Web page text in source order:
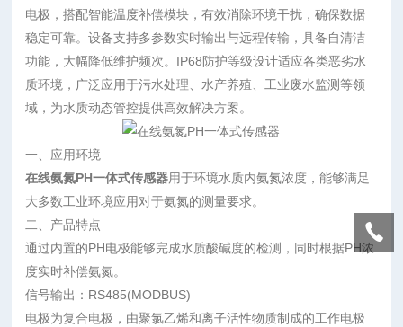
电极，搭配智能温度补偿模块，有效消除环境干扰，确保数据
稳定可靠。设备支持多参数实时输出与远程传输，具备自清洁
功能，大幅降低维护频次。IP68防护等级设计适应各类恶劣水
质环境，广泛应用于污水处理、水产养殖、工业废水监测等领
域，为水质动态管控提供高效解决方案。
一、应用环境
在线氨氮PH一体式传感器用于环境水质内氨氮浓度，能够满足
大多数工业环境应用对于氨氮的测量要求。
二、产品特点
通过内置的PH电极能够完成水质酸碱度的检测，同时根据PH浓
度实时补偿氨氮。
信号输出：RS485(MODBUS)
电极为复合电极，由聚氯乙烯和离子活性物质制成的工作电极